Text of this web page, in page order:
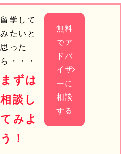
留学して
みたいと
思った
ら・・・
まずは
相談し
てみよ
う！
無料
でア
ドバ
イザ
ーに
相談
する